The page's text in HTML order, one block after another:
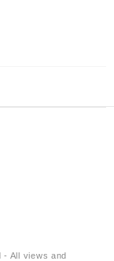
All views and